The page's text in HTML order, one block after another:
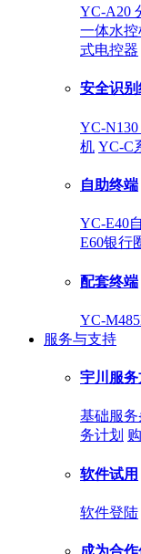
YC-A20
一体水控
式电控器
安全识
YC-
机 YC-C
自助终端
YC-E40
E60银行
配套终端
YC-
服务与支持
宇川服
基础服务
务计划
软件试用
软件登陆